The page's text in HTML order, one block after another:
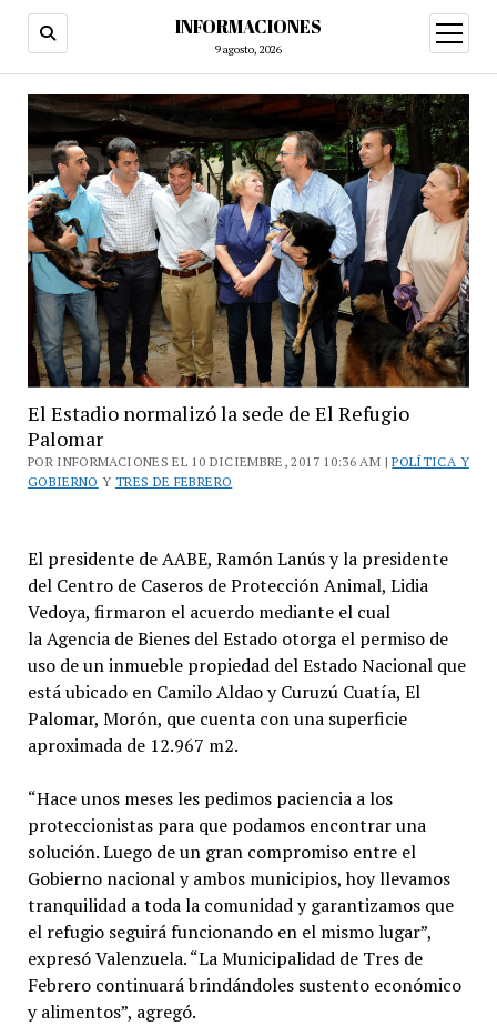
INFORMACIONES
9 agosto, 2026
abrir
menú
El Estadio normalizó la sede de El Refugio
Palomar
POR INFORMACIONES EL 10 DICIEMBRE, 2017 10:36 AM |POLÍTICA Y
GOBIERNO Y TRES DE FEBRERO
El presidente de AABE, Ramón Lanús y la presidente
del Centro de Caseros de Protección Animal, Lidia
Vedoya, firmaron el acuerdo mediante el cual
la Agencia de Bienes del Estado otorga el permiso de
uso de un inmueble propiedad del Estado Nacional que
está ubicado en Camilo Aldao y Curuzú Cuatía, El
Palomar, Morón, que cuenta con una superficie
aproximada de 12.967 m2.
“Hace unos meses les pedimos paciencia a los
proteccionistas para que podamos encontrar una
solución. Luego de un gran compromiso entre el
Gobierno nacional y ambos municipios, hoy llevamos
tranquilidad a toda la comunidad y garantizamos que
el refugio seguirá funcionando en el mismo lugar”,
expresó Valenzuela. “La Municipalidad de Tres de
Febrero continuará brindándoles sustento económico
y alimentos”, agregó.